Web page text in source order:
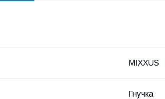
MIXXUS
Гнучка